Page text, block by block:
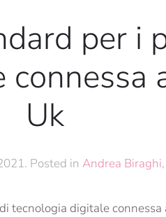
per i
Uk
. Posted in Andrea Biraghi,
tecnologia digitale